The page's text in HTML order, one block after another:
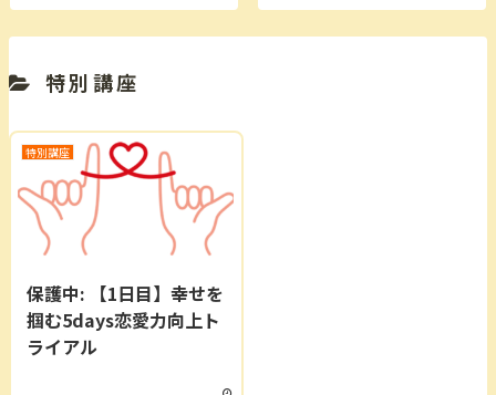
特別講座
特別講座
保護中: 【1日目】幸せを
掴む5days恋愛力向上ト
ライアル